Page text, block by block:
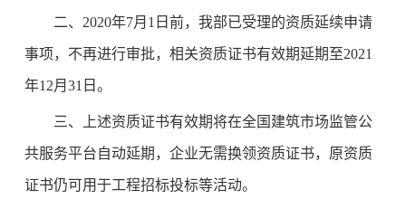
二、2020年7月1日前，我部已受理的资质延续申请
事项，不再进行审批，相关资质证书有效期延期至2021
年12月31日。
三、上述资质证书有效期将在全国建筑市场监管公
共服务平台自动延期，企业无需换领资质证书，原资质
证书仍可用于工程招标投标等活动。